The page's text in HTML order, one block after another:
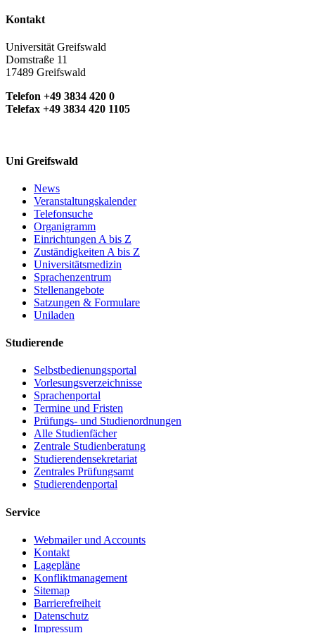
Kontakt
Universität Greifswald
Domstraße 11
17489 Greifswald
Telefon +49 3834 420 0
Telefax +49 3834 420 1105
Uni Greifswald
News
Veranstaltungskalender
Telefonsuche
Organigramm
Einrichtungen A bis Z
Zuständigkeiten A bis Z
Universitätsmedizin
Sprachenzentrum
Stellenangebote
Satzungen & Formulare
Uniladen
Studierende
Selbstbedienungsportal
Vorlesungsverzeichnisse
Sprachenportal
Termine und Fristen
Prüfungs- und Studienordnungen
Alle Studienfächer
Zentrale Studienberatung
Studierendensekretariat
Zentrales Prüfungsamt
Studierendenportal
Service
Webmailer und Accounts
Kontakt
Lagepläne
Konfliktmanagement
Sitemap
Barrierefreiheit
Datenschutz
Impressum